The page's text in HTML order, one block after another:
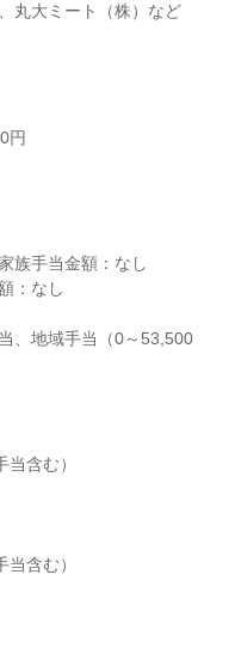
丸大ミート（株）など
円
族手当金額：なし
：なし
、地域手当（0～53,500